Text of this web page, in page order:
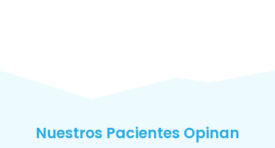
Nuestros Pacientes Opinan